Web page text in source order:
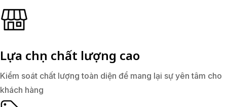
Lựa chọn chất lượng cao
Kiểm soát chất lượng toàn diện để mang lại sự yên tâm cho
khách hàng